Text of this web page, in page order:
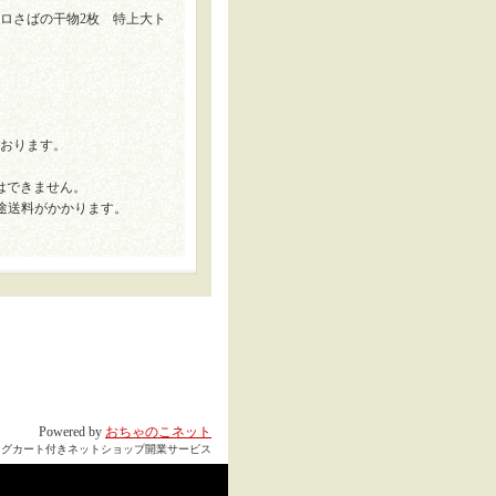
さばの干物2枚 特上大ト
ります。
きません。
料がかかります。
Powered by おちゃのこネット
カート付きネットショップ開業サービス